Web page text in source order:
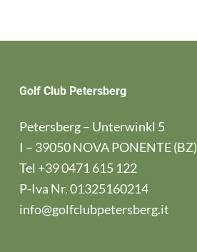
Golf Club Petersberg
Petersberg – Unterwinkl 5
I – 39050 NOVA PONENTE (BZ)
Tel +39 0471 615 122
P-Iva Nr. 01325160214
info@golfclubpetersberg.it